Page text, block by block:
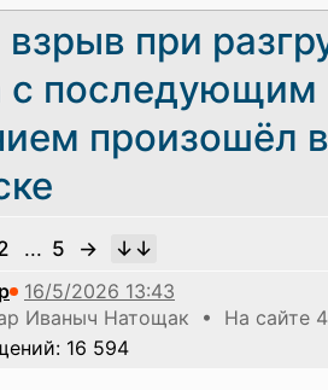
при
с последующим
произошёл в
... 5
→
Иваныч Натощак • На сайте 4
16 594